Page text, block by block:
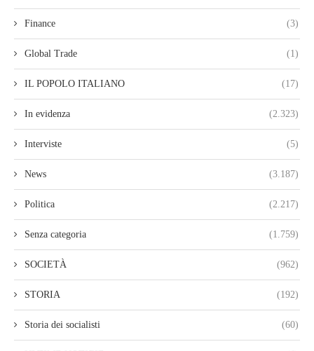
Finance (3)
Global Trade (1)
IL POPOLO ITALIANO (17)
In evidenza (2.323)
Interviste (5)
News (3.187)
Politica (2.217)
Senza categoria (1.759)
SOCIETÀ (962)
STORIA (192)
Storia dei socialisti (60)